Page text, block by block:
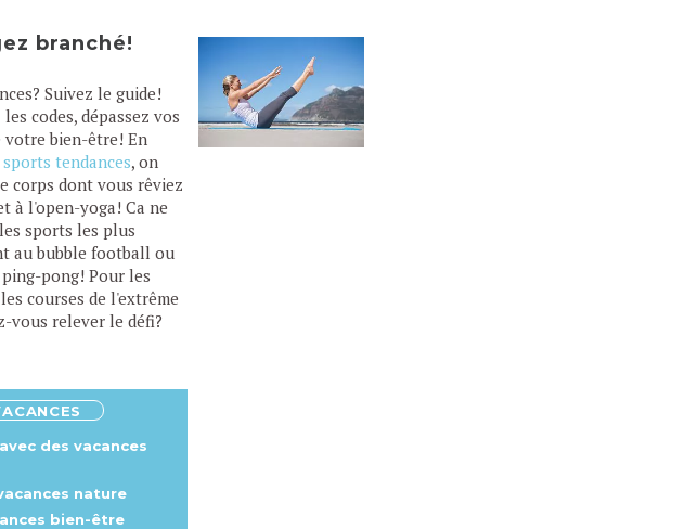
branché!
Suivez le guide!
codes, dépassez vos
votre bien-être! En
tendances, on
corps dont vous rêviez
à l'open-yoga! Ca ne
sports les plus
au bubble football ou
pong! Pour les
courses de l'extrême
vous relever le défi?
des vacances
nature
bien-être